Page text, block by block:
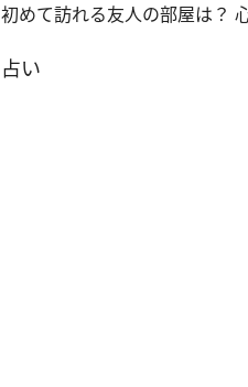
初めて訪れる友人の部屋は？
占い